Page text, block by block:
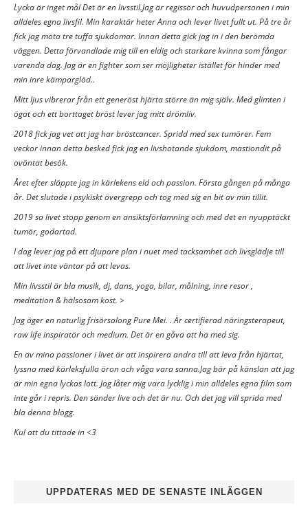
Lycka är inget mål Det är en livsstil.Jag är regissör och huvudpersonen i min
alldeles egna livsfil. Min karaktär heter Anna och lever livet fullt ut. På tre år
fick jag möta tre tuffa sjukdomar. Innan detta gick jag in i den berömda
väggen. Detta förvandlade mig till en eldig och starkare kvinna som fångar
varenda dag. Jag är en fighter som ser möjligheter istället för hinder med
min inre kämparglöd..
Mitt ljus vibrerar från ett generöst hjärta större än mig själv. Med glimten i
ögat och ett borttaget bröst lever jag mitt drömliv.
2018 fick jag vet att jag har bröstcancer. Spridd med sex tumörer. Fem
veckor innan detta besked fick jag en livshotande sjukdom, mastiondit på
oväntat besök.
Året efter släppte jag in kärlekens eld och passion. Första gången på många
år. Det slutade i psykiskt övergrepp och tog med sig en bit av min tillit.
2019 sa livet stopp genom en ansiktsförlamning och med det en nyupptäckt
tumör, godartad.
I dag lever jag på ett djupare plan i nuet med tacksamhet och livsglädje till
att livet inte väntar på att levas.
Min livsstil är bla musik, dj, dans, yoga, bilar, målning, inre resor ,
meditation & hälsosam kost. >
Jag äger en naturlig frisörsalong Pure Mei. . Är certifierad näringsterapeut,
raw life inspiratör och medium. Det är en gåva att ha med sig.
En av mina passioner i livet är att inspirera andra till att leva från hjärtat,
lyssna med kärleksfulla öron och våga vara sanna.Jag bär på känslan att jag
är min egna lyckas lott. Jag låter mig vara lycklig i min alldeles egna film som
inte går i repris. Den sänder live och det är nu. Och det jag vill sprida med
bla denna blogg.
Kul att du tittade in <3
UPPDATERAS MED DE SENASTE INLÄGGEN